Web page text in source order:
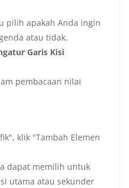
pilih apakah Anda ingin
atau tidak.
Garis Kisi
pembacaan nilai
klik "Tambah Elemen
dapat memilih untuk
utama atau sekunder